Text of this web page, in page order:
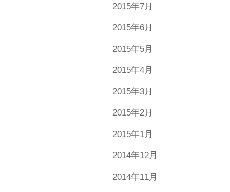
2015年7月
2015年6月
2015年5月
2015年4月
2015年3月
2015年2月
2015年1月
2014年12月
2014年11月